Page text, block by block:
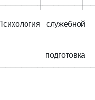
служебной